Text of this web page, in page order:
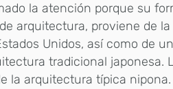
la atención porque su
arquitectura, proviene de
Unidos, así como de
tradicional japonesa.
la arquitectura típica